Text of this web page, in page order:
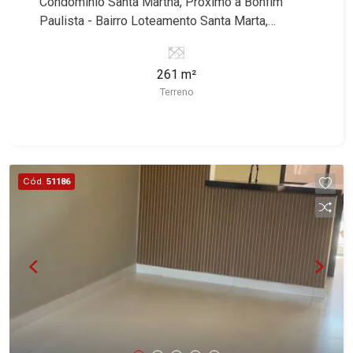
- Alto da Boa Vista | Ribeirão Preto.
Paulista - Bairro Loteamento Santa Marta,
deste imóvel que a Martinelli Imobiliária
selecionou para você: - 261m² de área terreno -
terrenos residenciais e comerciais nos bairros
mais desejados da Zona Sul, reconhecidos por
sua segurança, infraestrutura e qualidade de vida
prestígio da região, como: Alto da Boa Vista,
Jardim Botânico, Jardim Olhos D`Água, Vila do
Golfe, City Ribeirão, Jardim Canadá, Guaporé,
Ilhas do Sul, Jardim Nova Aliança, Boulevard,
261 m²
Terreno
Cód. 51186